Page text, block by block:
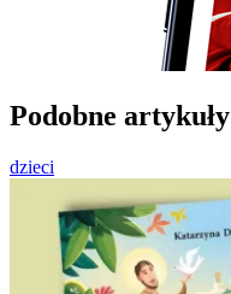
Podobne artykuły
dzieci